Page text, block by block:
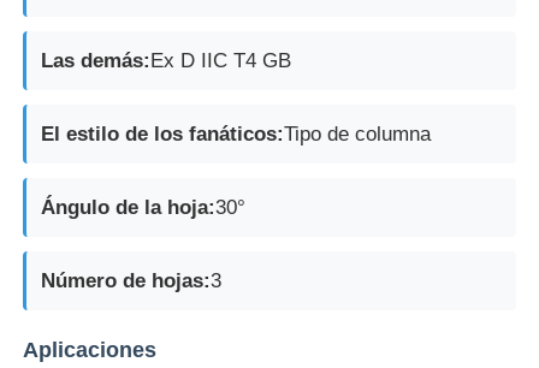
Las demás:Ex D IIC T4 GB
El estilo de los fanáticos:Tipo de columna
Ángulo de la hoja:30°
Número de hojas:3
Aplicaciones